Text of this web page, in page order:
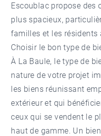
Escoublac propose des
plus spacieux,
familles et les résidents
Choisir le bon type de
À La Baule, le type de
nature de votre projet
les biens réunissant
extérieur et qui
ceux qui se vendent le
haut de gamme. Un